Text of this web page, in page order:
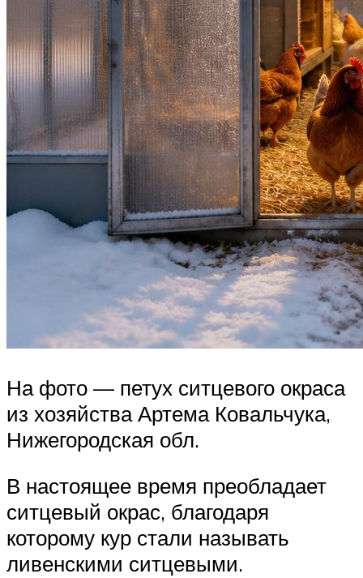
На фото — петух ситцевого окраса
из хозяйства Артема Ковальчука,
Нижегородская обл.
В настоящее время преобладает
ситцевый окрас, благодаря
которому кур стали называть
ливенскими ситцевыми.